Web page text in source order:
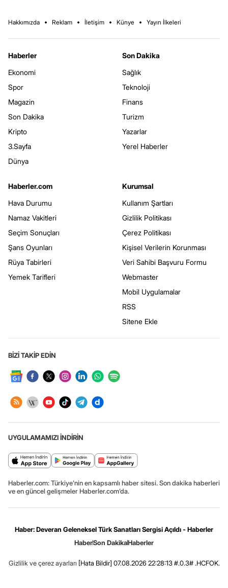
Hakkımızda Reklam İletişim Künye Yayın İlkeleri
Haberler
Ekonomi
Spor
Magazin
Son Dakika
Kripto
3.Sayfa
Dünya
Son Dakika
Sağlık
Teknoloji
Finans
Turizm
Yazarlar
Yerel Haberler
Haberler.com
Hava Durumu
Namaz Vakitleri
Seçim Sonuçları
Şans Oyunları
Rüya Tabirleri
Yemek Tarifleri
Kurumsal
Kullanım Şartları
Gizlilik Politikası
Çerez Politikası
Kişisel Verilerin Korunması
Veri Sahibi Başvuru Formu
Webmaster
Mobil Uygulamalar
RSS
Sitene Ekle
BİZİ TAKİP EDİN
UYGULAMAMIZI İNDİRİN
Haberler.com: Türkiye’nin en kapsamlı haber sitesi. Son dakika haberleri
ve en güncel gelişmeler Haberler.com’da.
Haber: Deveran Geleneksel Türk Sanatları Sergisi Açıldı - Haberler
HaberSon DakikaHaberler
Gizlilik ve çerez ayarları [Hata Bildir] 07.08.2026 22:28:13 #.0.3# .HCFOK.